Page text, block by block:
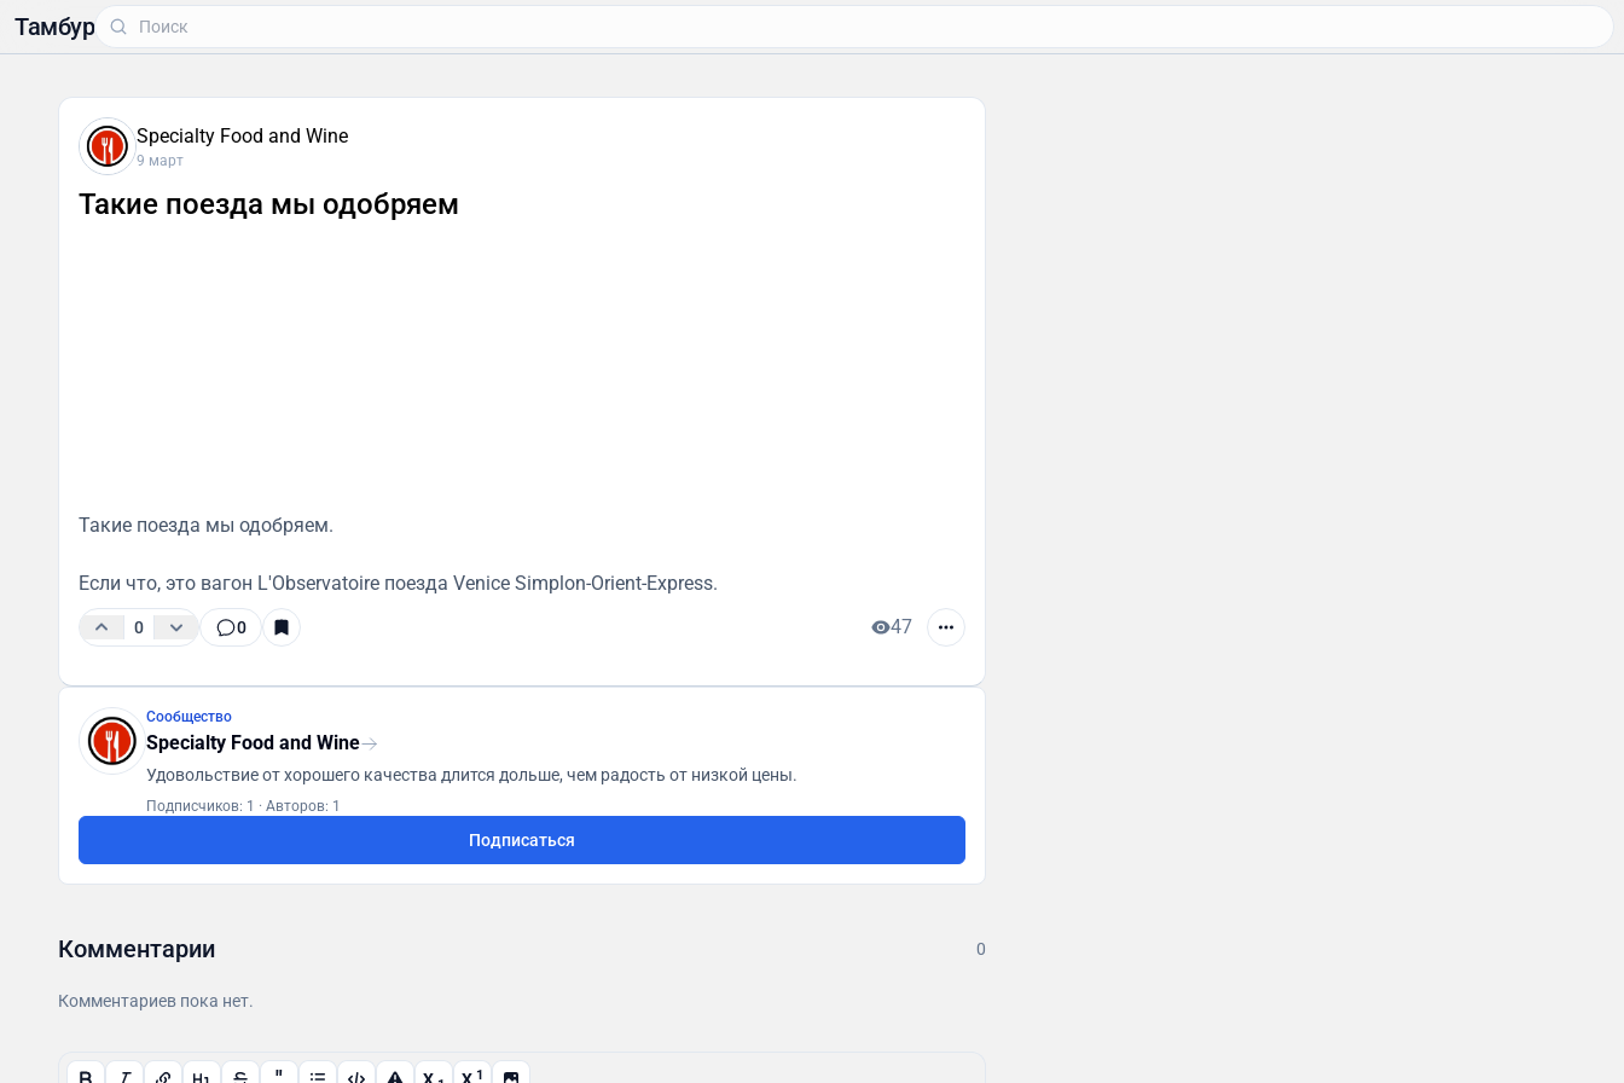
Тамбур
Specialty Food and Wine
9 март
Такие поезда мы одобряем
Такие поезда мы одобряем.
Если что, это вагон L'Observatoire поезда Venice Simplon-Orient-Express.⁣
0 0 47
Сообщество
Specialty Food and Wine
Удовольствие от хорошего качества длится дольше, чем радость от низкой цены.
Подписчиков: 1 · Авторов: 1
Подписаться
Комментарии 0
Комментариев пока нет.
1